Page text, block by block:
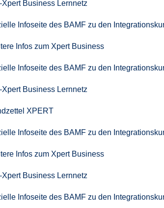
Xpert Business Lernnetz
Infoseite des BAMF zu den
Infos zum Xpert Business
Infoseite des BAMF zu den
Xpert Business Lernnetz
XPERT
Infoseite des BAMF zu den
Infos zum Xpert Business
Xpert Business Lernnetz
Infoseite des BAMF zu den